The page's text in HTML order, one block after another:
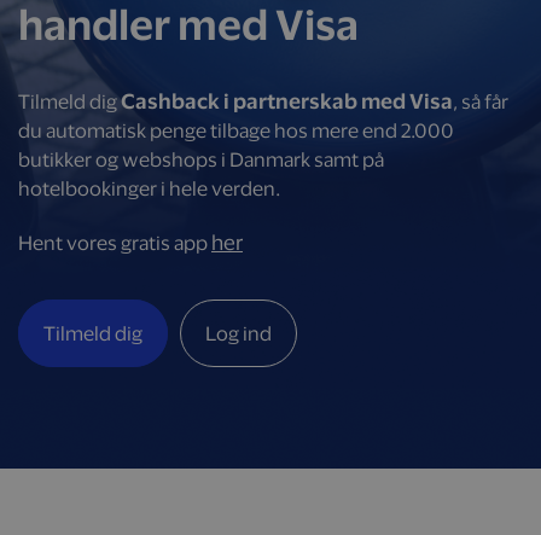
handler med Visa
Tilmeld digCashback i partnerskab med Visa, så får
du automatisk penge tilbage hos mere end 2.000
butikker og webshops i Danmark samt på
hotelbookinger i hele verden.
Hent vores gratis app her
Tilmeld dig Log ind